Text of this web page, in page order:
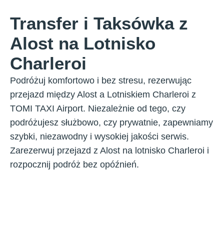
Transfer i Taksówka z
Alost na Lotnisko
Charleroi
Podróżuj komfortowo i bez stresu, rezerwując
przejazd między Alost a Lotniskiem Charleroi z
TOMI TAXI Airport. Niezależnie od tego, czy
podróżujesz służbowo, czy prywatnie, zapewniamy
szybki, niezawodny i wysokiej jakości serwis.
Zarezerwuj przejazd z Alost na lotnisko Charleroi i
rozpocznij podróż bez opóźnień.